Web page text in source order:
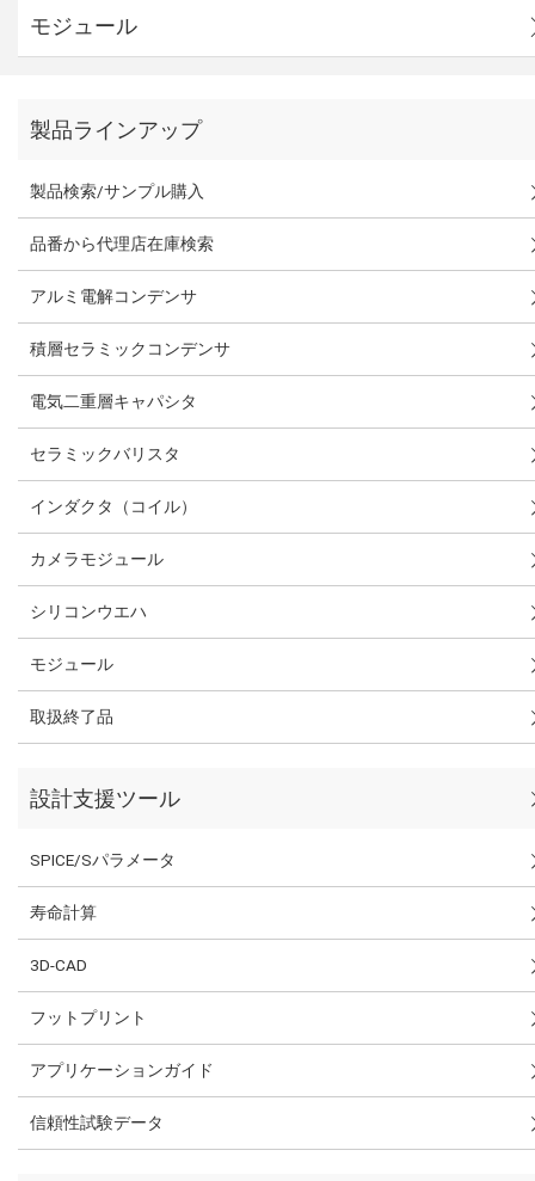
モジュール
製品ラインアップ
製品検索/サンプル購入
品番から代理店在庫検索
アルミ電解コンデンサ
積層セラミックコンデンサ
電気二重層キャパシタ
セラミックバリスタ
インダクタ（コイル）
カメラモジュール
シリコンウエハ
モジュール
取扱終了品
設計支援ツール
SPICE/Sパラメータ
寿命計算
3D-CAD
フットプリント
アプリケーションガイド
信頼性試験データ